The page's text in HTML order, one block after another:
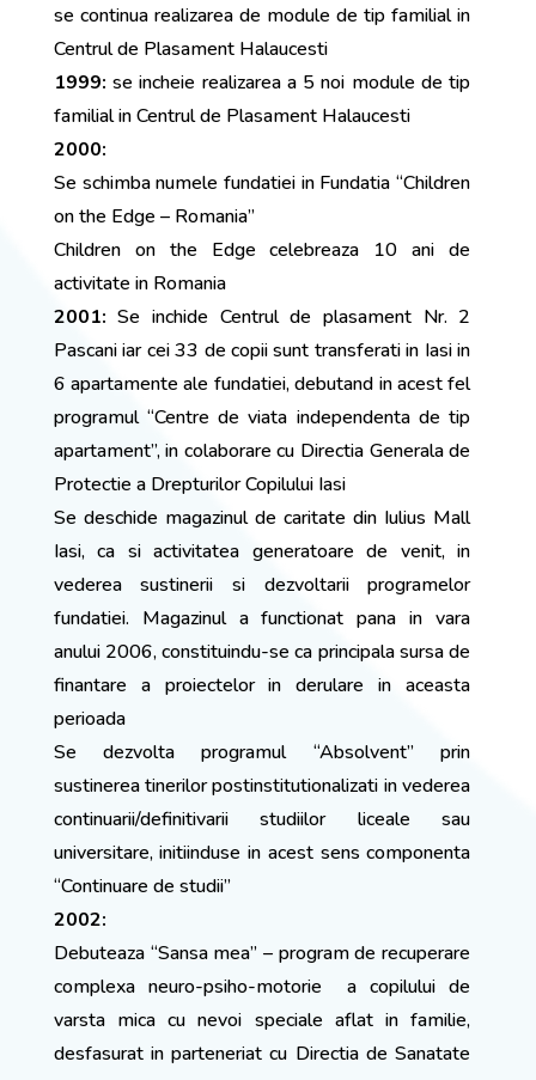
se continua realizarea de module de tip familial in
Centrul de Plasament Halaucesti
1999:se incheie realizarea a 5 noi module de tip
familial in Centrul de Plasament Halaucesti
2000:
Se schimba numele fundatiei in Fundatia “Children
on the Edge – Romania”
Children on the Edge celebreaza 10 ani de
activitate in Romania
2001:Se inchide Centrul de plasament Nr. 2
Pascani iar cei 33 de copii sunt transferati in Iasi in
6 apartamente ale fundatiei, debutand in acest fel
programul “Centre de viata independenta de tip
apartament”, in colaborare cu Directia Generala de
Protectie a Drepturilor Copilului Iasi
Se deschide magazinul de caritate din Iulius Mall
Iasi, ca si activitatea generatoare de venit, in
vederea sustinerii si dezvoltarii programelor
fundatiei. Magazinul a functionat pana in vara
anului 2006, constituindu-se ca principala sursa de
finantare a proiectelor in derulare in aceasta
perioada
Se dezvolta programul “Absolvent” prin
sustinerea tinerilor postinstitutionalizati in vederea
continuarii/definitivarii studiilor liceale sau
universitare, initiinduse in acest sens componenta
“Continuare de studii”
2002:
Debuteaza “Sansa mea” – program de recuperare
complexa neuro-psiho-motorie a copilului de
varsta mica cu nevoi speciale aflat in familie,
desfasurat in parteneriat cu Directia de Sanatate